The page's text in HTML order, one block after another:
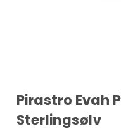
Pirastro Evah
Sterlingsølv